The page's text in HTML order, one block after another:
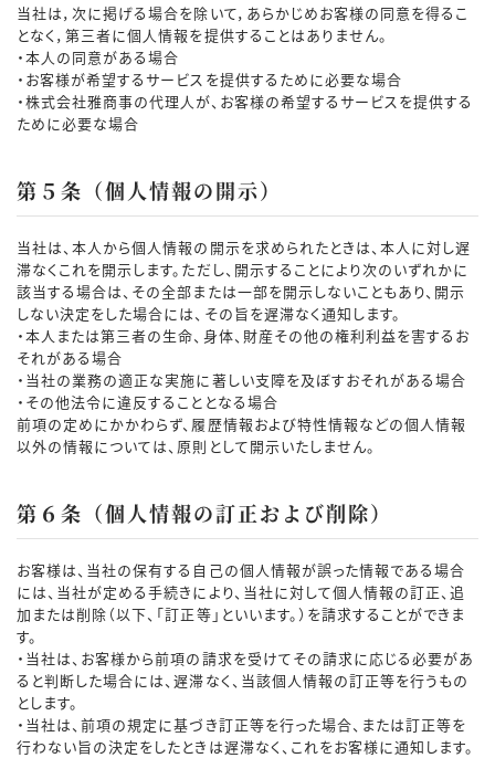
当社は，次に掲げる場合を除いて，あらかじめお客様の同意を得るこ
となく，第三者に個⼈情報を提供することはありません。
・本⼈の同意がある場合
・お客様が希望するサービスを提供するために必要な場合
・株式会社雅商事の代理⼈が、お客様の希望するサービスを提供する
ために必要な場合
第５条（個人情報の開示）
当社は、本人から個人情報の開示を求められたときは、本人に対し遅
滞なくこれを開示します。ただし、開示することにより次のいずれかに
該当する場合は、その全部または一部を開示しないこともあり、開示
しない決定をした場合には、その旨を遅滞なく通知します。
・本人または第三者の生命、身体、財産その他の権利利益を害するお
それがある場合
・当社の業務の適正な実施に著しい支障を及ぼすおそれがある場合
・その他法令に違反することとなる場合
前項の定めにかかわらず、履歴情報および特性情報などの個人情報
以外の情報については、原則として開示いたしません。
第６条（個人情報の訂正および削除）
お客様は、当社の保有する自己の個人情報が誤った情報である場合
には、当社が定める手続きにより、当社に対して個人情報の訂正、追
加または削除（以下、「訂正等」といいます。）を請求することができま
す。
・当社は、お客様から前項の請求を受けてその請求に応じる必要があ
ると判断した場合には、遅滞なく、当該個人情報の訂正等を行うもの
とします。
・当社は、前項の規定に基づき訂正等を行った場合、または訂正等を
行わない旨の決定をしたときは遅滞なく、これをお客様に通知します。